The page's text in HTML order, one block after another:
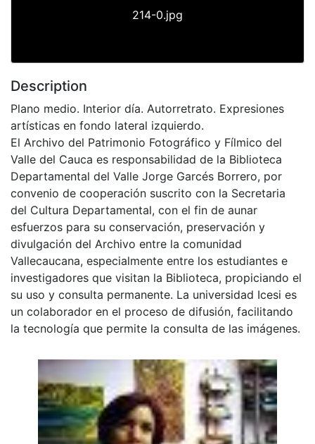
214-0.jpg
Description
Plano medio. Interior día. Autorretrato. Expresiones
artísticas en fondo lateral izquierdo.
El Archivo del Patrimonio Fotográfico y Fílmico del
Valle del Cauca es responsabilidad de la Biblioteca
Departamental del Valle Jorge Garcés Borrero, por
convenio de cooperación suscrito con la Secretaria
del Cultura Departamental, con el fin de aunar
esfuerzos para su conservación, preservación y
divulgación del Archivo entre la comunidad
Vallecaucana, especialmente entre los estudiantes e
investigadores que visitan la Biblioteca, propiciando el
su uso y consulta permanente. La universidad Icesi es
un colaborador en el proceso de difusión, facilitando
la tecnología que permite la consulta de las imágenes.